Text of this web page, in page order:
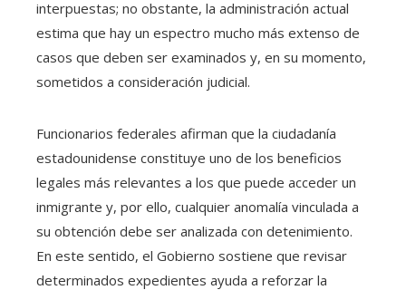
interpuestas; no obstante, la administración actual
estima que hay un espectro mucho más extenso de
casos que deben ser examinados y, en su momento,
sometidos a consideración judicial.
Funcionarios federales afirman que la ciudadanía
estadounidense constituye uno de los beneficios
legales más relevantes a los que puede acceder un
inmigrante y, por ello, cualquier anomalía vinculada a
su obtención debe ser analizada con detenimiento.
En este sentido, el Gobierno sostiene que revisar
determinados expedientes ayuda a reforzar la